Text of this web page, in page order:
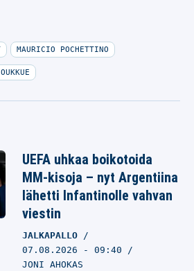
MAURICIO POCHETTINO
UEFA uhkaa boikotoida
MM-kisoja – nyt Argentiina
lähetti Infantinolle vahvan
viestin
JALKAPALLO
07.08.2026 - 09:40
JONI AHOKAS